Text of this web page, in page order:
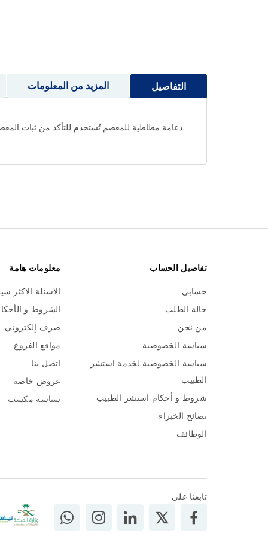
التفاصيل
دعامة مطاطية للمعصم تُستخدم للتأكد من ثبات
المزيد من المعلومات
تفاصيل الحساب
حسابي
حالة الطلب
من نحن
سياسة الخصوصية
سياسة الخصوصية لخدمة استشر
الطبيب
شروط و أحكام استشر الطبيب
نصائح الخبراء
الوظائف
معلومات هامة
الاسئلة الاكثر
الشروط و
صرف إلكتروني
مواقع الفروع
اتصل بنا
عروض خاصة
سياسة مكسب
تابعنا علي